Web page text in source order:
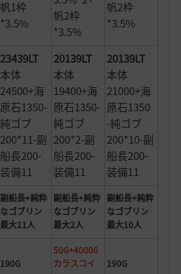
帆1枠
*3.5%
帆2枠
*3.5%
帆2枠
*3.5%
23439LT
本体
24500+海
原石1350-
純ゴブ
200*11-副
船長200-
装備11
20139LT
本体
19400+海
原石1350-
純ゴブ
200*2-副
船長200-
装備11
20139LT
本体
21000+海
原石1350
-純ゴブ
200*10-副
船長200-
装備11
副船長+純粋
なゴブリン
最大11人
副船長+純粋
なゴブリン
最大2人
副船長+純粋
なゴブリン
最大10人
190G
50G+40000
カラスコイ
190G